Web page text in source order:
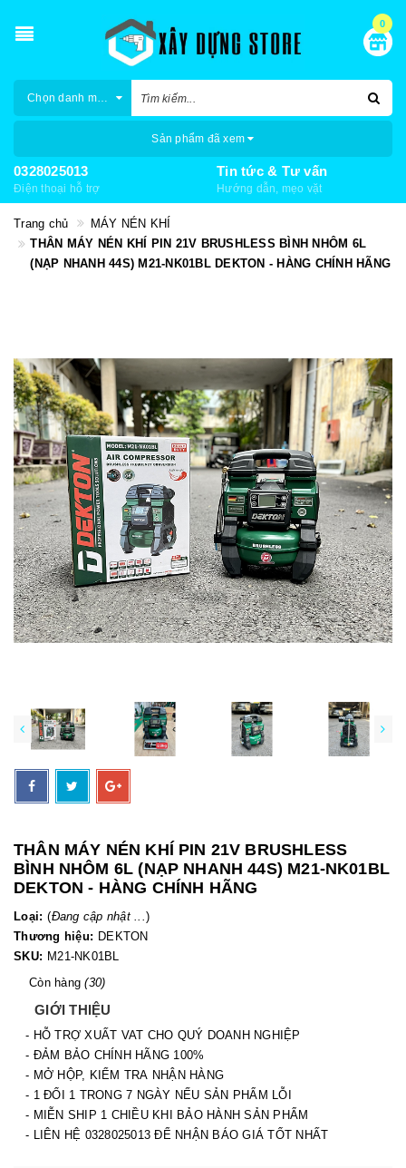
0
Chọn danh mục
Sản phẩm đã xem
0328025013
Điện thoại hỗ trợ
Tin tức & Tư vấn
Hướng dẫn, mẹo vặt
Trang chủ
MÁY NÉN KHÍ
THÂN MÁY NÉN KHÍ PIN 21V BRUSHLESS BÌNH NHÔM 6L
(NẠP NHANH 44S) M21-NK01BL DEKTON - HÀNG CHÍNH HÃNG
THÂN MÁY NÉN KHÍ PIN 21V BRUSHLESS
BÌNH NHÔM 6L (NẠP NHANH 44S) M21-NK01BL
DEKTON - HÀNG CHÍNH HÃNG
Loại: (Đang cập nhật ...)
Thương hiệu: DEKTON
SKU: M21-NK01BL
Còn hàng(30)
GIỚI THIỆU
- HỖ TRỢ XUẤT VAT CHO QUÝ DOANH NGHIỆP
- ĐẢM BẢO CHÍNH HÃNG 100%
- MỞ HỘP, KIỂM TRA NHẬN HÀNG
- 1 ĐỔI 1 TRONG 7 NGÀY NẾU SẢN PHẨM LỖI
- MIỄN SHIP 1 CHIỀU KHI BẢO HÀNH SẢN PHẨM
- LIÊN HỆ 0328025013 ĐỂ NHẬN BÁO GIÁ TỐT NHẤT